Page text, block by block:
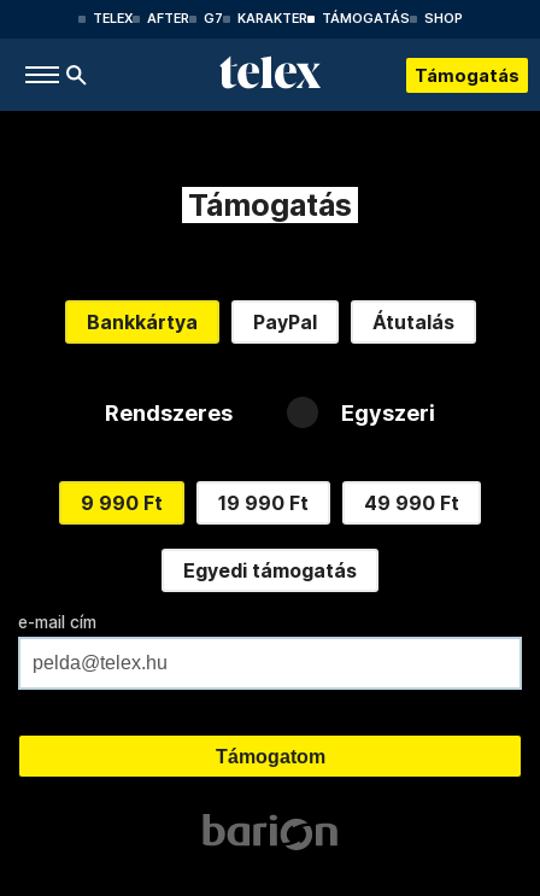
TELEX AFTER G7 KARAKTER TÁMOGATÁS SHOP
Támogatás
Támogatás
Bankkártya PayPal Átutalás
Rendszeres Egyszeri
9 990 Ft 19 990 Ft 49 990 Ft
Egyedi támogatás
e-mail cím